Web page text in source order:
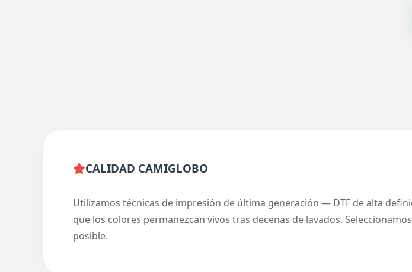
CALIDAD CAMIGLOBO
Utilizamos técnicas de impresión de última generación — DTF de alta
que los colores permanezcan vivos tras decenas de lavados.
posible.